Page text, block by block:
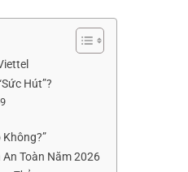
Hút”?
Toàn Năm 2026